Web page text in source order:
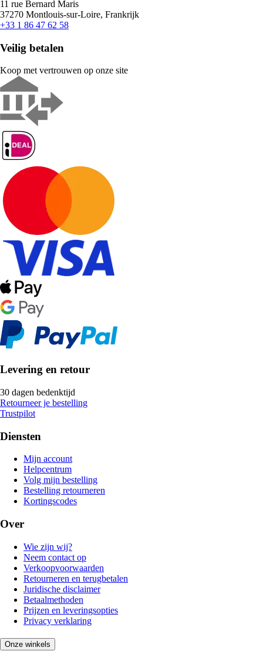
11 rue Bernard Maris
37270 Montlouis-sur-Loire, Frankrijk
+33 1 86 47 62 58
Veilig betalen
Koop met vertrouwen op onze site
Levering en retour
30 dagen bedenktijd
Retourneer je bestelling
Trustpilot
Diensten
Mijn account
Helpcentrum
Volg mijn bestelling
Bestelling retourneren
Kortingscodes
Over
Wie zijn wij?
Neem contact op
Verkoopvoorwaarden
Retourneren en terugbetalen
Juridische disclaimer
Betaalmethoden
Prijzen en leveringsopties
Privacy verklaring
Onze winkels